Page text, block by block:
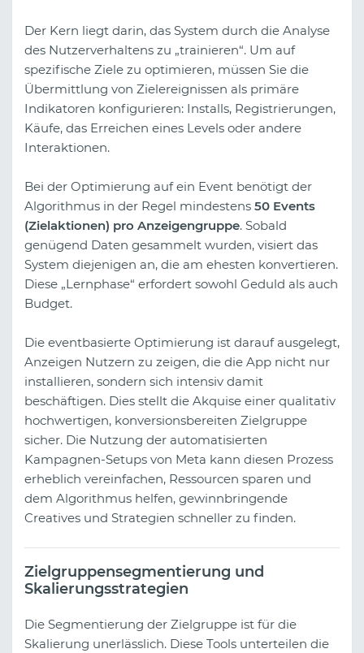
Der Kern liegt darin, das System durch die Analyse
des Nutzerverhaltens zu „trainieren“. Um auf
spezifische Ziele zu optimieren, müssen Sie die
Übermittlung von Zielereignissen als primäre
Indikatoren konfigurieren: Installs, Registrierungen,
Käufe, das Erreichen eines Levels oder andere
Interaktionen.
Bei der Optimierung auf ein Event benötigt der
Algorithmus in der Regel mindestens 50 Events
(Zielaktionen) pro Anzeigengruppe. Sobald
genügend Daten gesammelt wurden, visiert das
System diejenigen an, die am ehesten konvertieren.
Diese „Lernphase“ erfordert sowohl Geduld als auch
Budget.
Die eventbasierte Optimierung ist darauf ausgelegt,
Anzeigen Nutzern zu zeigen, die die App nicht nur
installieren, sondern sich intensiv damit
beschäftigen. Dies stellt die Akquise einer qualitativ
hochwertigen, konversionsbereiten Zielgruppe
sicher. Die Nutzung der automatisierten
Kampagnen-Setups von Meta kann diesen Prozess
erheblich vereinfachen, Ressourcen sparen und
dem Algorithmus helfen, gewinnbringende
Creatives und Strategien schneller zu finden.
Zielgruppensegmentierung und
Skalierungsstrategien
Die Segmentierung der Zielgruppe ist für die
Skalierung unerlässlich. Diese Tools unterteilen die